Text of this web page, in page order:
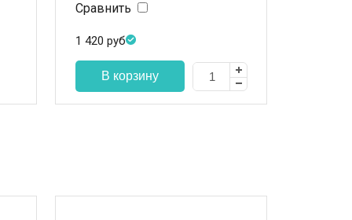
Сравнить
1 420 руб